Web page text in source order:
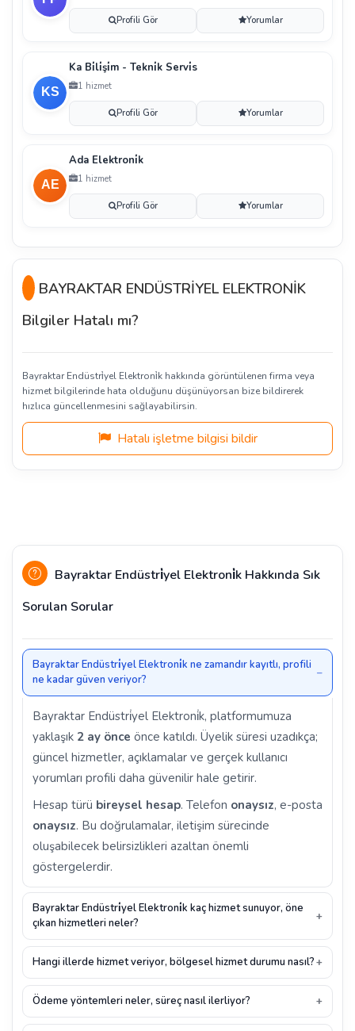
Profili Gör Yorumlar
Ka Bi̇li̇şi̇m - Tekni̇k Servi̇s
1 hizmet
Profili Gör Yorumlar
Ada Elektroni̇k
1 hizmet
Profili Gör Yorumlar
BAYRAKTAR ENDÜSTRİYEL ELEKTRONİK
Bilgiler Hatalı mı?
Bayraktar Endüstri̇yel Elektroni̇k hakkında görüntülenen firma veya
hizmet bilgilerinde hata olduğunu düşünüyorsan bize bildirerek
hızlıca güncellenmesini sağlayabilirsin.
Hatalı işletme bilgisi bildir
Bayraktar Endüstri̇yel Elektroni̇k Hakkında Sık
Sorulan Sorular
Bayraktar Endüstri̇yel Elektroni̇k ne zamandır kayıtlı, profili
ne kadar güven veriyor?
Bayraktar Endüstri̇yel Elektroni̇k, platformumuza
yaklaşık 2 ay önce önce katıldı. Üyelik süresi uzadıkça;
güncel hizmetler, açıklamalar ve gerçek kullanıcı
yorumları profili daha güvenilir hale getirir.
Hesap türü bireysel hesap. Telefon onaysız, e-posta
onaysız. Bu doğrulamalar, iletişim sürecinde
oluşabilecek belirsizlikleri azaltan önemli
göstergelerdir.
Bayraktar Endüstri̇yel Elektroni̇k kaç hizmet sunuyor, öne
çıkan hizmetleri neler?
Hangi illerde hizmet veriyor, bölgesel hizmet durumu nasıl?
Ödeme yöntemleri neler, süreç nasıl ilerliyor?